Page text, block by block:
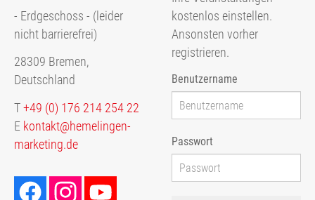
- Erdgeschoss - (leider
nicht barrierefrei)
28309 Bremen,
Deutschland
T +49 (0) 176 214 254 22
E kontakt@hemelingen-
marketing.de
kostenlos einstellen.
Ansonsten vorher
registrieren.
Benutzername
Passwort